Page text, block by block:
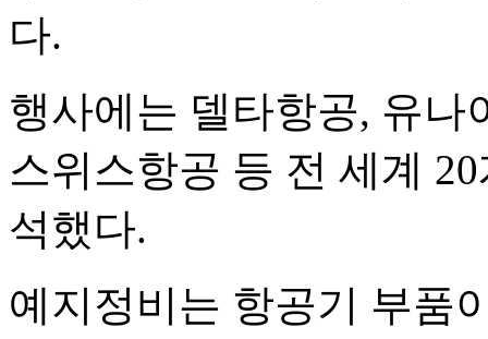
다.
행사에는 델타항공, 유
스위스항공 등 전 세계
석했다.
예지정비는 항공기 부품